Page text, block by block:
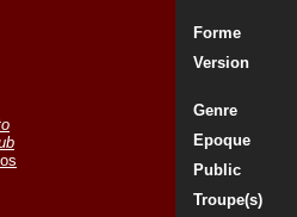
Forme
Version
Genre
Epoque
Public
Troupe(s)